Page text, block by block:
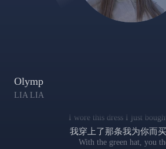
Olymp
LIA LIA
I wore this dress I just
我穿上了那条我为你而
With the green hat, you